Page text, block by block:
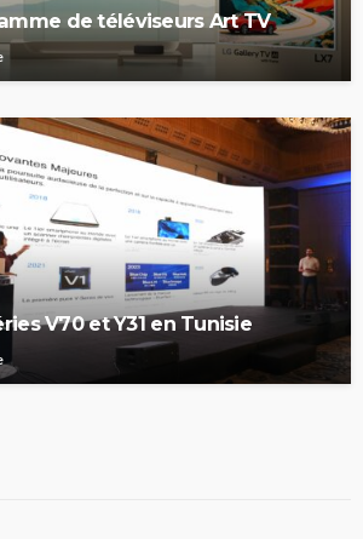
de téléviseurs Art TV
V70 et Y31 en Tunisie